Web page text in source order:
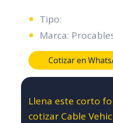
Tipo:
Marca:
Cotizar en
Llena este corto
cotizar Cable